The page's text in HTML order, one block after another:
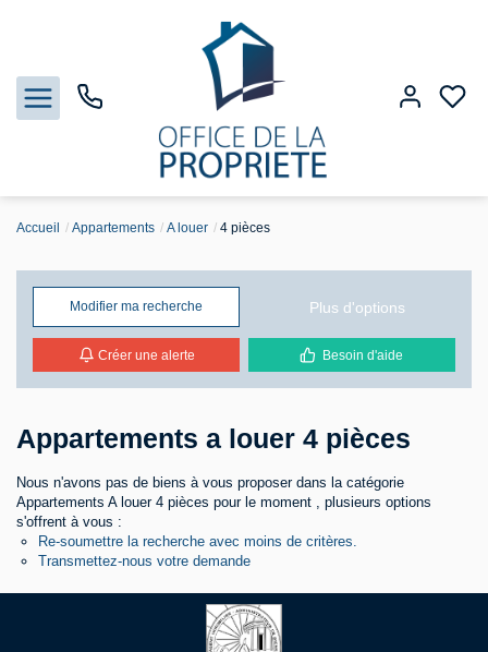
Biens vendus
Estimation
Gestion
Notre Agence
Contact
Accueil Appartements A louer 4 pièces
Modifier ma recherche Plus d'options
Créer une alerte Besoin d'aide
Appartements a louer 4 pièces
Nous n'avons pas de biens à vous proposer dans la catégorie
Appartements A louer 4 pièces pour le moment , plusieurs options
s'offrent à vous :
Re-soumettre la recherche avec moins de critères.
Transmettez-nous votre demande